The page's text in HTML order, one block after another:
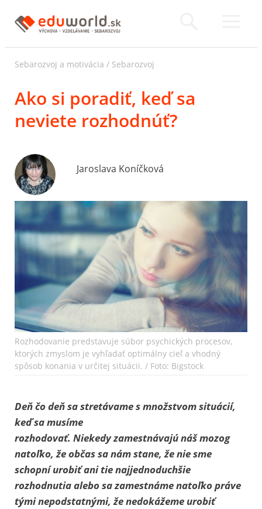
Sebarozvoj a motivácia / Sebarozvoj
Ako si poradiť, keď sa
neviete rozhodnúť?
Jaroslava Koníčková
Rozhodovanie predstavuje súbor psychických procesov,
ktorých zmyslom je vyhľadať optimálny cieľ a vhodný
spôsob konania v určitej situácii. / Foto: Bigstock
Deň čo deň sa stretávame s množstvom situácií,
keď sa musíme
rozhodovať. Niekedy zamestnávajú náš mozog
natoľko, že občas sa nám stane, že nie sme
schopní urobiť ani tie najjednoduchšie
rozhodnutia alebo sa zamestnáme natoľko práve
tými nepodstatnými, že nedokážeme urobiť